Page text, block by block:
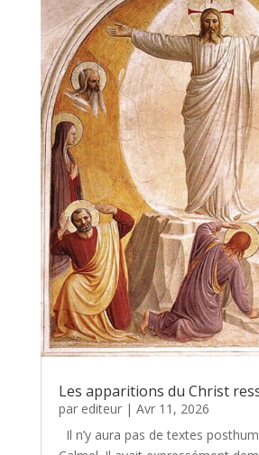
Les apparitions du Christ
par editeur| Avr 11, 2026
Il n’y aura pas de textes